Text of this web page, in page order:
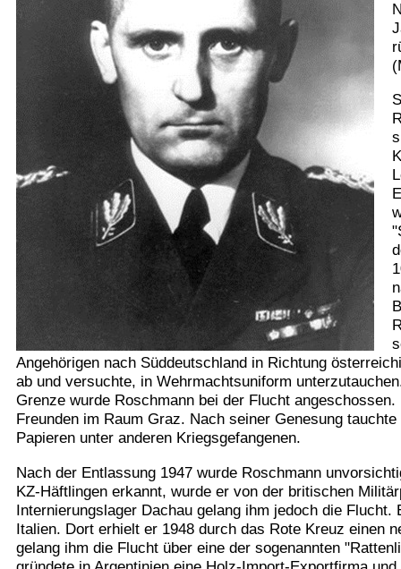
Angehörigen nach Süddeutschland in Richtung
ab und versuchte, in Wehrmachtsuniform
Grenze wurde Roschmann bei der Flucht
Freunden im Raum Graz. Nach seiner Genesung
Papieren unter anderen Kriegsgefangenen.
Nach der Entlassung 1947 wurde Roschmann
KZ-Häftlingen erkannt, wurde er von der britischen
Internierungslager Dachau gelang ihm jedoch die
Italien. Dort erhielt er 1948 durch das Rote Kreuz einen
gelang ihm die Flucht über eine der sogenannten